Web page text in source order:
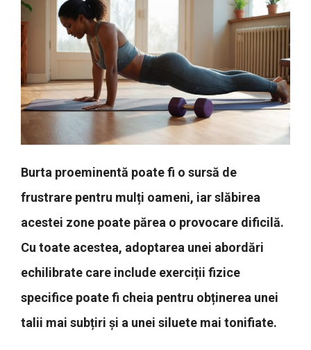
Burta proeminentă poate fi o sursă de
frustrare pentru mulți oameni, iar slăbirea
acestei zone poate părea o provocare dificilă.
Cu toate acestea, adoptarea unei abordări
echilibrate care include exerciții fizice
specifice poate fi cheia pentru obținerea unei
talii mai subțiri și a unei siluete mai tonifiate.